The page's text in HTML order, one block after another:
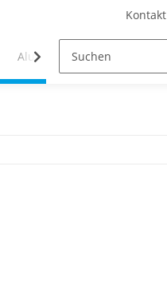
Kontakt
Alu-Profile